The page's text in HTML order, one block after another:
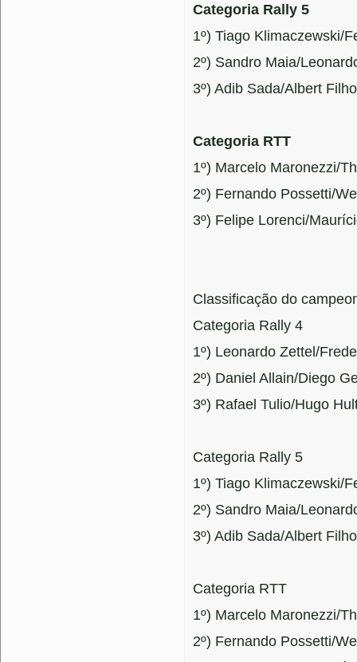
Categoria Rally 5
1º) Tiago Klimaczewski/
2º) Sandro Maia/
3º) Adib Sada/Albert
Categoria RTT
1º) Marcelo Maronezzi/
2º) Fernando Possetti/
3º) Felipe Lorenci/
Classificação do
Categoria Rally 4
1º) Leonardo Zettel/
2º) Daniel Allain/Diego
3º) Rafael Tulio/Hugo
Categoria Rally 5
1º) Tiago Klimaczewski/
2º) Sandro Maia/
3º) Adib Sada/Albert
Categoria RTT
1º) Marcelo Maronezzi/
2º) Fernando Possetti/